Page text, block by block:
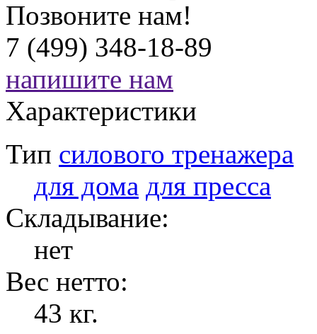
Позвоните нам!
7 (499) 348-18-89
напишите нам
Характеристики
Тип силового тренажера
для дома для пресса
Складывание:
нет
Вес нетто:
43 кг.